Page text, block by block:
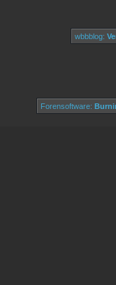
wbbblog:
Forensoftware: